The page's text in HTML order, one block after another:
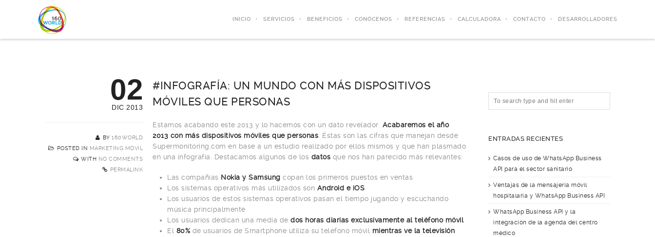
INICIO SERVICIOS BENEFICIOS CONÓCENOS REFERENCIAS CALCULADORA CONTACTO DESARROLLADORES
02
DIC 2013
BY160WORLD
POSTED IN MARKETING MÓVIL
WITH NO COMMENTS
PERMALINK
#INFOGRAFÍA: UN MUNDO CON MÁS DISPOSITIVOS
MÓVILES QUE PERSONAS
Estamos acabando este 2013 y lo hacemos con un dato revelador. Acabaremos el año
2013 con más dispositivos móviles que personas . Éstas son las cifras que manejan desde
Supermonitoring.com en base a un estudio realizado por ellos mismos y que han plasmado
en una infografía. Destacamos algunos de los datos que nos han parecido más relevantes:
Las compañías Nokia y Samsung copan los primeros puestos en ventas
Los sistemas operativos más utilizados son Android e iOS
Los usuarios de estos sistemas operativos pasan el tiempo jugando y escuchando
música principalmente
Los usuarios dedican una media dedos horas diarias exclusivamente al teléfono móvil
El 80% de usuarios de Smartphone utiliza su teléfono móvil mientras ve la televisión
ENTRADAS RECIENTES
Casos de uso de WhatsApp Business
API para el sector sanitario
Ventajas de la mensajería móvil
hospitalaria y WhatsApp Business API
WhatsApp Business API y la
integración de la agenda del centro
médico